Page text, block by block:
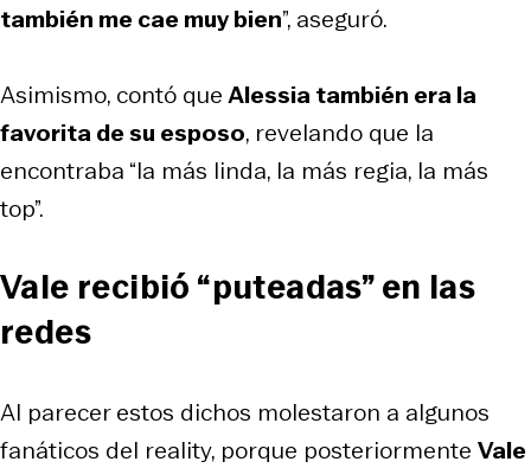
también me cae muy bien”, aseguró.
Asimismo, contó queAlessia también era la
favorita de su esposo, revelando que la
encontraba “la más linda, la más regia, la más
top”.
Vale recibió “puteadas” en las
redes
Al parecer estos dichos molestaron a algunos
fanáticos del reality, porque posteriormente Vale